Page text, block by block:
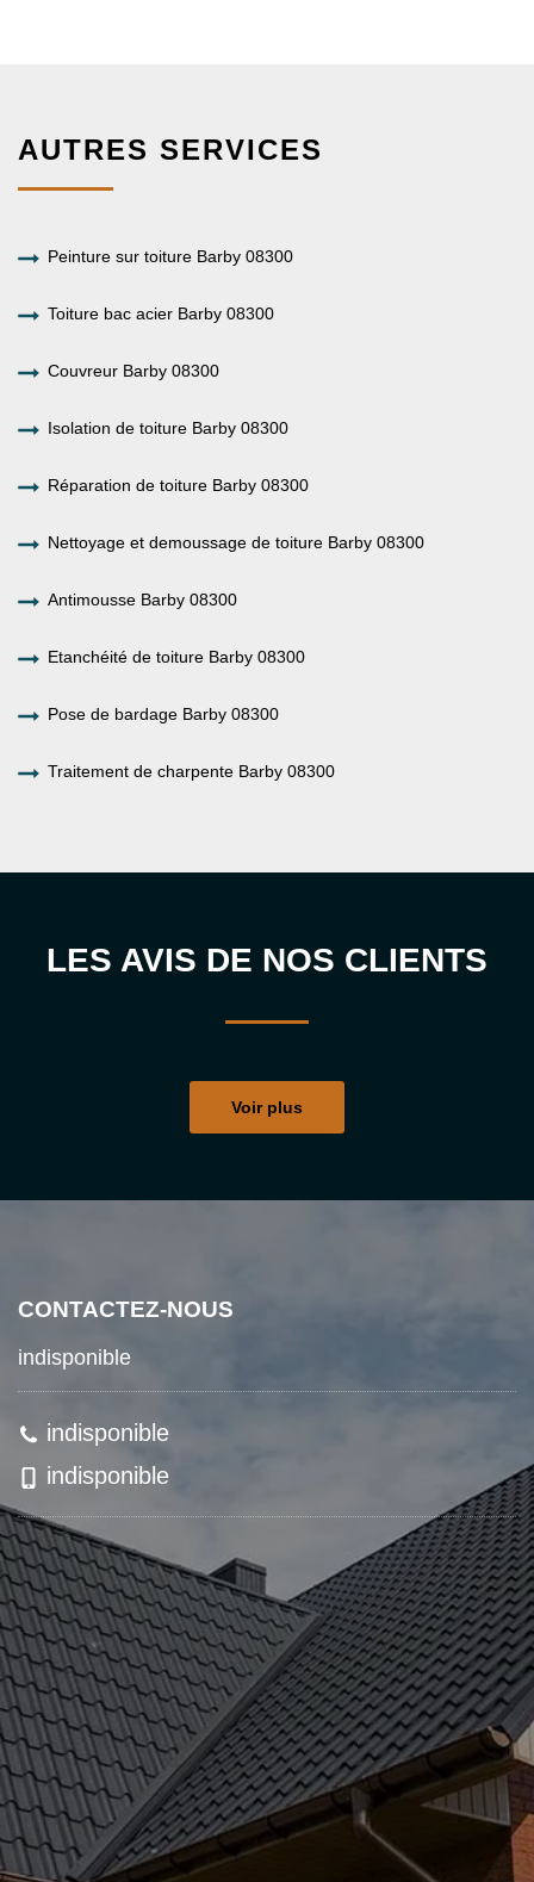
AUTRES SERVICES
Peinture sur toiture Barby 08300
Toiture bac acier Barby 08300
Couvreur Barby 08300
Isolation de toiture Barby 08300
Réparation de toiture Barby 08300
Nettoyage et demoussage de toiture Barby 08300
Antimousse Barby 08300
Etanchéité de toiture Barby 08300
Pose de bardage Barby 08300
Traitement de charpente Barby 08300
LES AVIS DE NOS CLIENTS
Voir plus
CONTACTEZ-NOUS
indisponible
indisponible
indisponible